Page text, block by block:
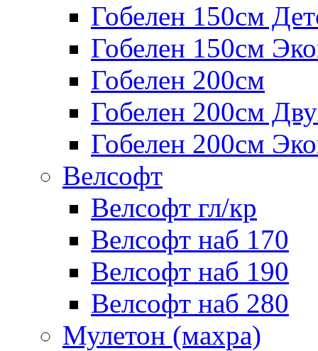
Гобелен 150см
Гобелен 150см
Гобелен 200см
Гобелен 200см
Гобелен 200см
Велсофт
Велсофт гл/кр
Велсофт наб 170
Велсофт наб 190
Велсофт наб 280
Мулетон (махра)